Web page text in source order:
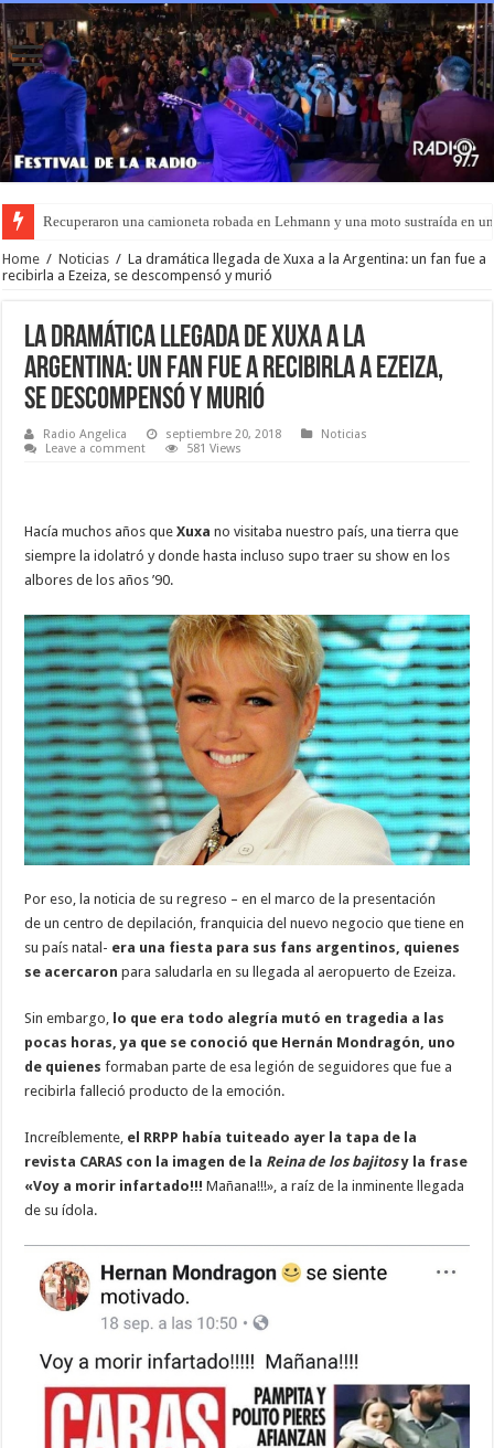
Recuperaron una camioneta robada en Lehmann y una moto sustraída en
Home / Noticias / La dramática llegada de Xuxa a la Argentina: un fan fue a
recibirla a Ezeiza, se descompensó y murió
La dramática llegada de Xuxa a la
Argentina: un fan fue a recibirla a Ezeiza,
se descompensó y murió
Radio Angelica septiembre 20, 2018
Noticias
Leave a comment
581 Views
Hacía muchos años queXuxa no visitaba nuestro país, una tierra que
siempre la idolatró y donde hasta incluso supo traer su show en los
albores de los años ’90.
Por eso, la noticia de su regreso – en el marco de la presentación
de un centro de depilación, franquicia del nuevo negocio que tiene en
su país natal- era una fiesta para sus fans argentinos, quienes
se acercaron para saludarla en su llegada al aeropuerto de Ezeiza.
Sin embargo, lo que era todo alegría mutó en tragedia a las
pocas horas, ya que se conoció que Hernán Mondragón, uno
de quienes formaban parte de esa legión de seguidores que fue a
recibirla falleció producto de la emoción.
Increíblemente, el RRPP había tuiteado ayer la tapa de la
revista CARAS con la imagen de la Reina de los bajitosy la frase
«Voy a morir infartado!!! Mañana!!!», a raíz de la inminente llegada
de su ídola.